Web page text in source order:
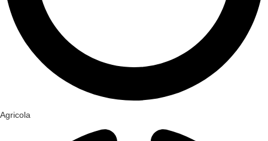
Agricola